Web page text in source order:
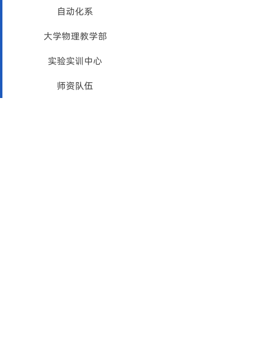
自动化系
大学物理教学部
实验实训中心
师资队伍